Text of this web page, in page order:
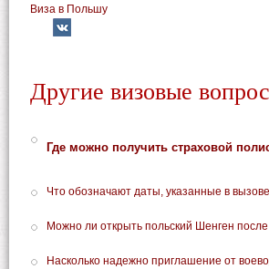
Виза в Польшу
Другие визовые
Где можно получить страховой
Что обозначают даты, указанные в
Можно ли открыть польский Шенген
Насколько надежно приглашение от